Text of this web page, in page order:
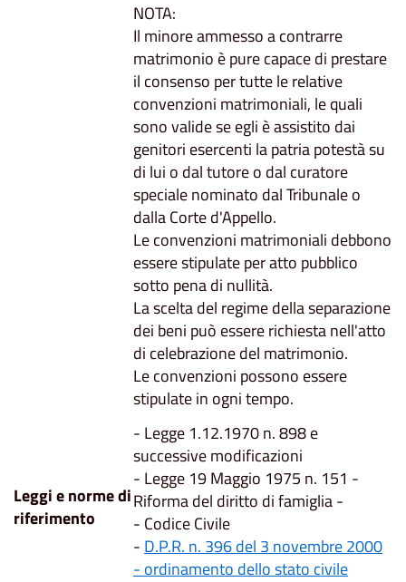
NOTA:
Il minore ammesso a contrarre
matrimonio è pure capace di prestare
il consenso per tutte le relative
convenzioni matrimoniali, le quali
sono valide se egli è assistito dai
genitori esercenti la patria potestà su
di lui o dal tutore o dal curatore
speciale nominato dal Tribunale o
dalla Corte d'Appello.
Le convenzioni matrimoniali debbono
essere stipulate per atto pubblico
sotto pena di nullità.
La scelta del regime della separazione
dei beni può essere richiesta nell'atto
di celebrazione del matrimonio.
Le convenzioni possono essere
stipulate in ogni tempo.
Leggi e norme di
riferimento
- Legge 1.12.1970 n. 898 e
successive modificazioni
- Legge 19 Maggio 1975 n. 151 -
Riforma del diritto di famiglia -
- Codice Civile
- D.P.R. n. 396 del 3 novembre 2000
- ordinamento dello stato civile